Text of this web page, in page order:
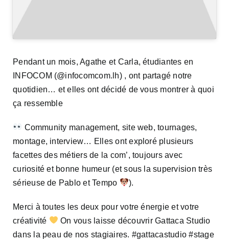
Pendant un mois, Agathe et Carla, étudiantes en
INFOCOM (@infocomcom.lh) , ont partagé notre
quotidien… et elles ont décidé de vous montrer à quoi
ça ressemble
Community management, site web, tournages,
montage, interview… Elles ont exploré plusieurs
facettes des métiers de la com’, toujours avec
curiosité et bonne humeur (et sous la supervision très
sérieuse de Pablo et Tempo
).
Merci à toutes les deux pour votre énergie et votre
créativité
On vous laisse découvrir Gattaca Studio
dans la peau de nos stagiaires. #gattacastudio #stage